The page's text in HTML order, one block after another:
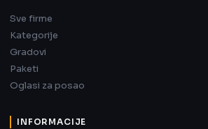
Sve firme
Kategorije
Gradovi
Paketi
Oglasi za posao
INFORMACIJE